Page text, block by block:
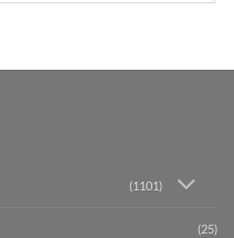
(1101)
(25)